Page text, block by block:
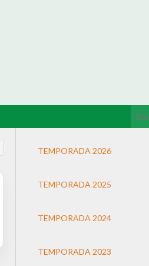
TEMPORADA 2026
TEMPORADA 2025
TEMPORADA 2024
TEMPORADA 2023